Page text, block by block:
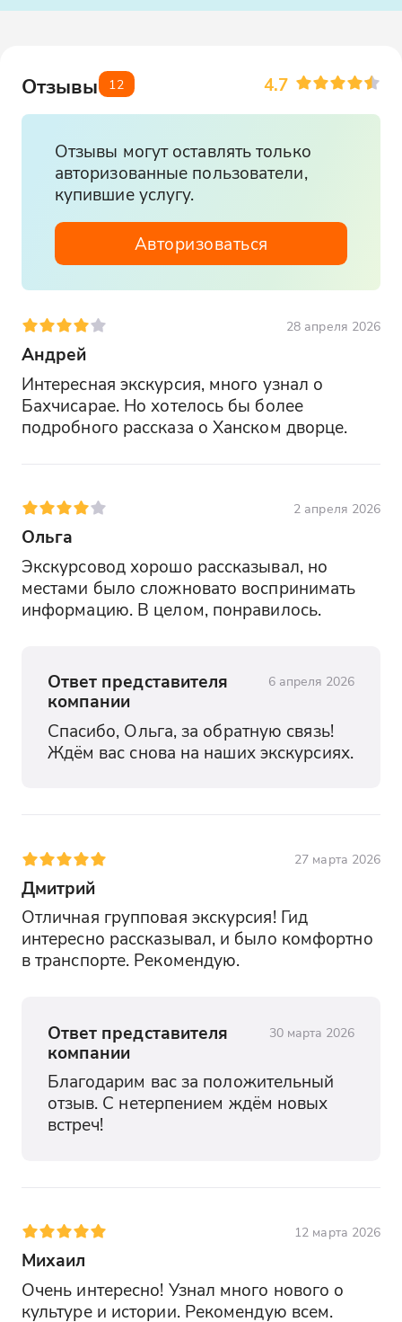
Отзывы 12 4.7
Отзывы могут оставлять только
авторизованные пользователи,
купившие услугу.
Авторизоваться
28 апреля 2026
Андрей
Интересная экскурсия, много узнал о
Бахчисарае. Но хотелось бы более
подробного рассказа о Ханском дворце.
2 апреля 2026
Ольга
Экскурсовод хорошо рассказывал, но
местами было сложновато воспринимать
информацию. В целом, понравилось.
Ответ представителя
компании
6 апреля 2026
Спасибо, Ольга, за обратную связь!
Ждём вас снова на наших экскурсиях.
27 марта 2026
Дмитрий
Отличная групповая экскурсия! Гид
интересно рассказывал, и было комфортно
в транспорте. Рекомендую.
Ответ представителя
компании
30 марта 2026
Благодарим вас за положительный
отзыв. С нетерпением ждём новых
встреч!
12 марта 2026
Михаил
Очень интересно! Узнал много нового о
культуре и истории. Рекомендую всем.